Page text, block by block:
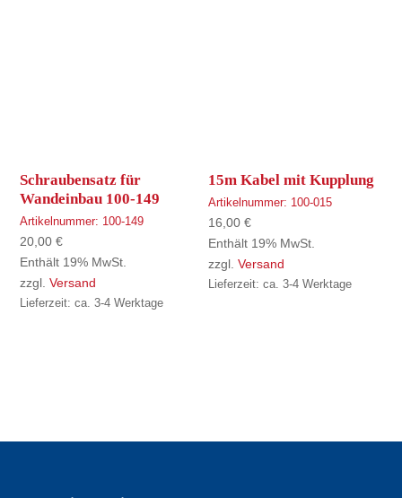
Schraubensatz für
Wandeinbau 100-149
Artikelnummer: 100-149
20,00€
Enthält 19% MwSt.
zzgl.Versand
Lieferzeit: ca. 3-4 Werktage
15m Kabel mit Kupplung
Artikelnummer: 100-015
16,00€
Enthält 19% MwSt.
zzgl.Versand
Lieferzeit: ca. 3-4 Werktage